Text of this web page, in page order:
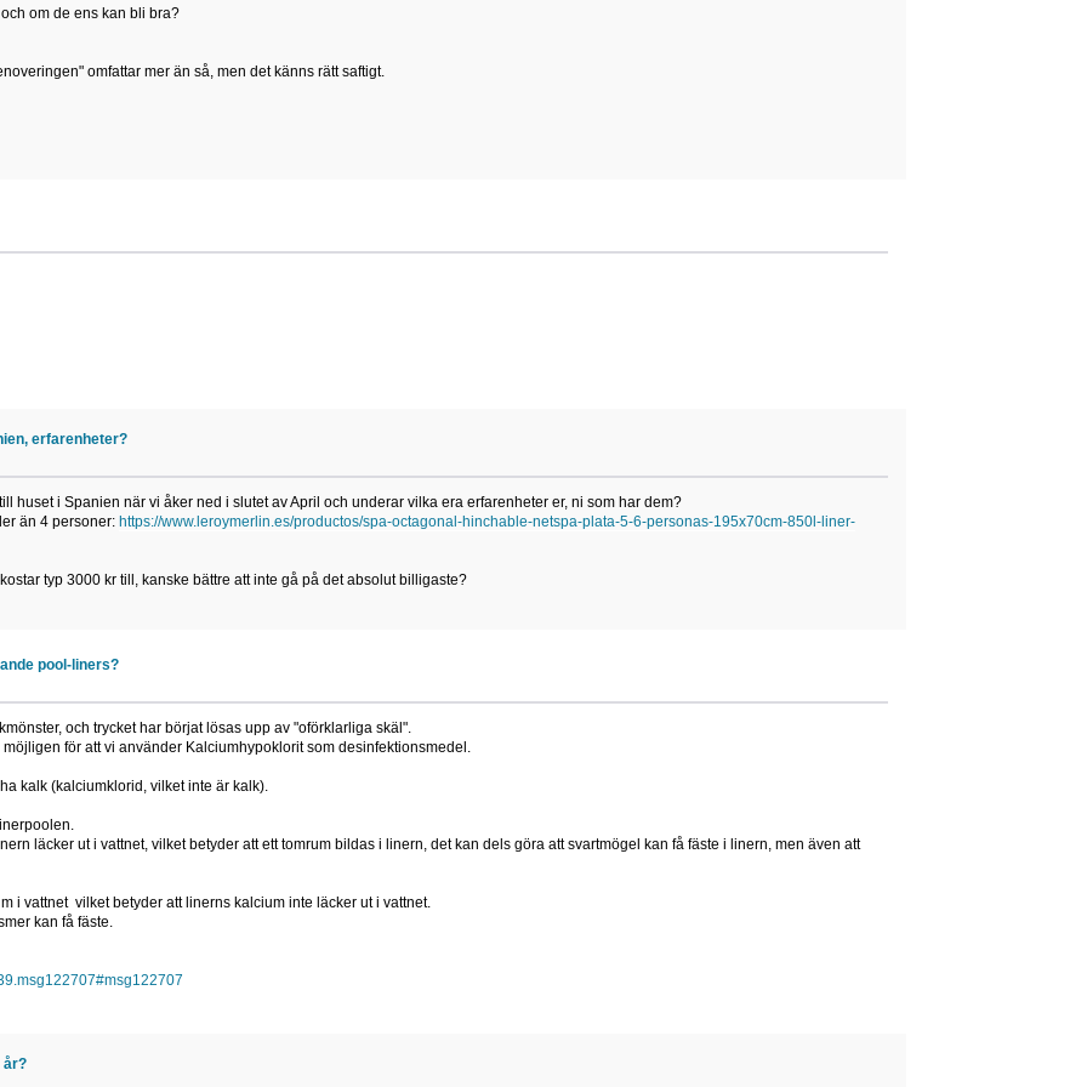
om de ens kan bli bra?
omfattar mer än så, men det känns rätt saftigt.
erfarenheter?
huset i Spanien när vi åker ned i slutet av April och underar vilka era erfarenheter er, ni som har dem?
än 4 personer: https://www.leroymerlin.es/productos/spa-octagonal-hinchable-netspa-plata-5-6-personas-195x70cm-850l-liner-
typ 3000 kr till, kanske bättre att inte gå på det absolut billigaste?
pool-liners?
och trycket har börjat lösas upp av "oförklarliga skäl".
för att vi använder Kalciumhypoklorit som desinfektionsmedel.
kalk (kalciumklorid, vilket inte är kalk).
läcker ut i vattnet, vilket betyder att ett tomrum bildas i linern, det kan dels göra att svartmögel kan få fäste i linern, men även att
i vattnet vilket betyder att linerns kalcium inte läcker ut i vattnet.
kan få fäste.
år?